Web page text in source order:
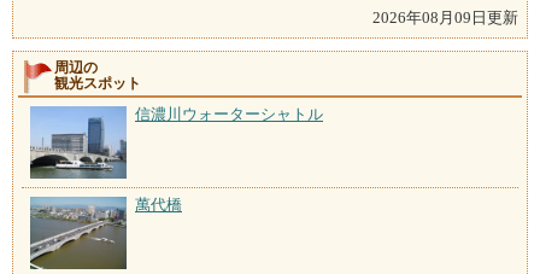
2026年08月09日更新
周辺の
観光スポット
信濃川ウォーターシャトル
萬代橋